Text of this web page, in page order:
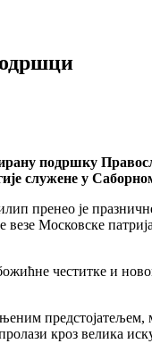
подршку
служене у
пренео је
Московске
честитке и
кроз велика